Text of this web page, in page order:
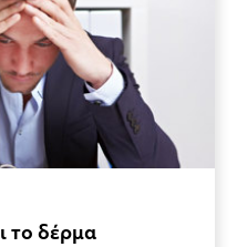
το δέρμα